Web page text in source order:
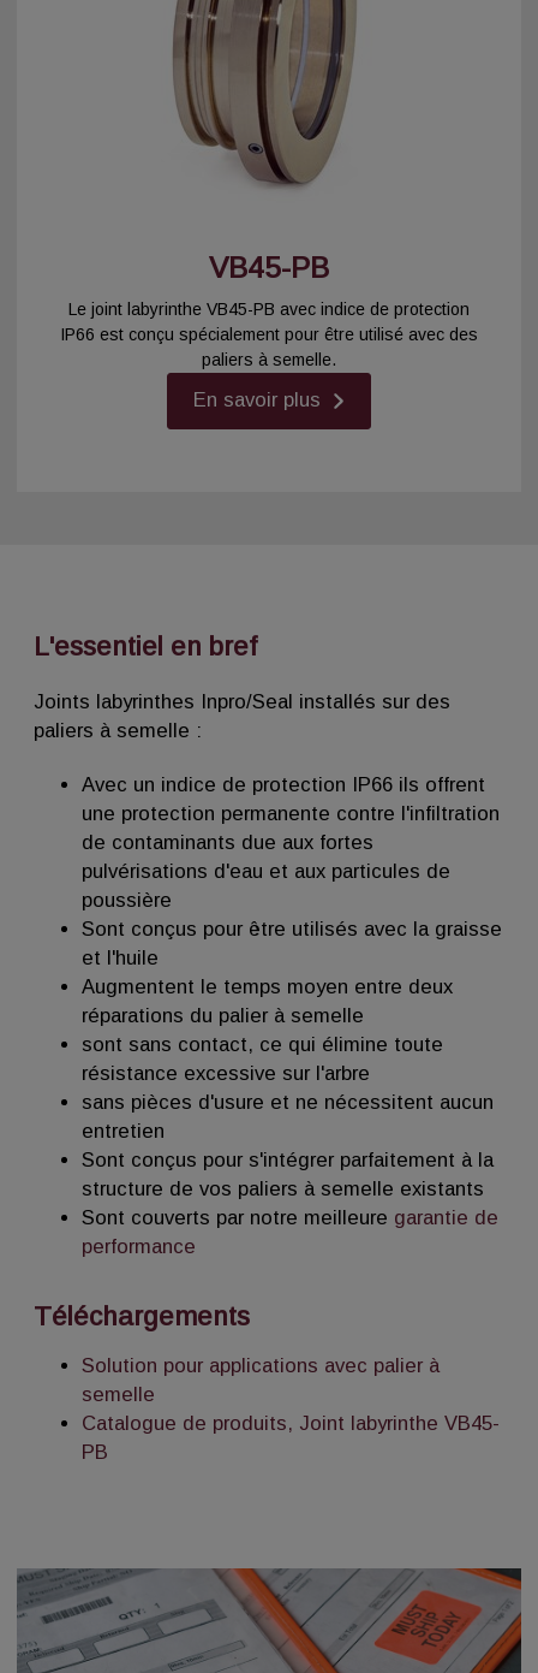
VB45-PB
Le joint labyrinthe VB45-PB avec indice de protection
IP66 est conçu spécialement pour être utilisé avec des
paliers à semelle.
En savoir plus
L'essentiel en bref
Joints labyrinthes Inpro/Seal installés sur des
paliers à semelle :
Avec un indice de protection IP66 ils offrent
une protection permanente contre l'infiltration
de contaminants due aux fortes
pulvérisations d'eau et aux particules de
poussière
Sont conçus pour être utilisés avec la graisse
et l'huile
Augmentent le temps moyen entre deux
réparations du palier à semelle
sont sans contact, ce qui élimine toute
résistance excessive sur l'arbre
sans pièces d'usure et ne nécessitent aucun
entretien
Sont conçus pour s'intégrer parfaitement à la
structure de vos paliers à semelle existants
Sont couverts par notre meilleure garantie de
performance
Téléchargements
Solution pour applications avec palier à
semelle
Catalogue de produits, Joint labyrinthe VB45-
PB